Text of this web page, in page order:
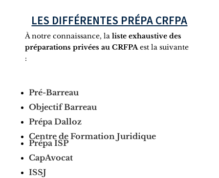
LES DIFFÉRENTES PRÉPA CRFPA
À notre connaissance, la liste exhaustive des
préparations privées au CRFPAest la suivante
:
Pré-Barreau
Objectif Barreau
Prépa Dalloz
Centre de Formation Juridique
Prépa ISP
CapAvocat
ISSJ